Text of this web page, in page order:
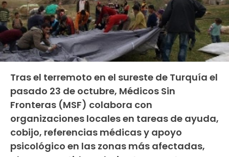
Tras el terremoto en el sureste de Turquía el
pasado 23 de octubre, Médicos Sin
Fronteras (MSF) colabora con
organizaciones locales en tareas de ayuda,
cobijo, referencias médicas y apoyo
psicológico en las zonas más afectadas,